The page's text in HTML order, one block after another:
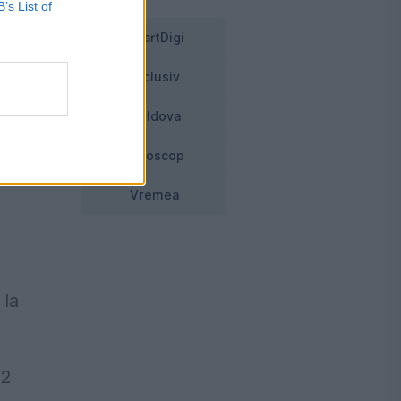
List of
SmartDigi
Exclusiv
Moldova
Horoscop
Vremea